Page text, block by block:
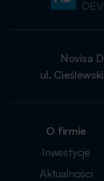
Novisa
ul.
O firmie
Inwestycje
Aktualności